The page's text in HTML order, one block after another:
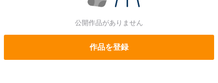
公開作品がありません
作品を登録